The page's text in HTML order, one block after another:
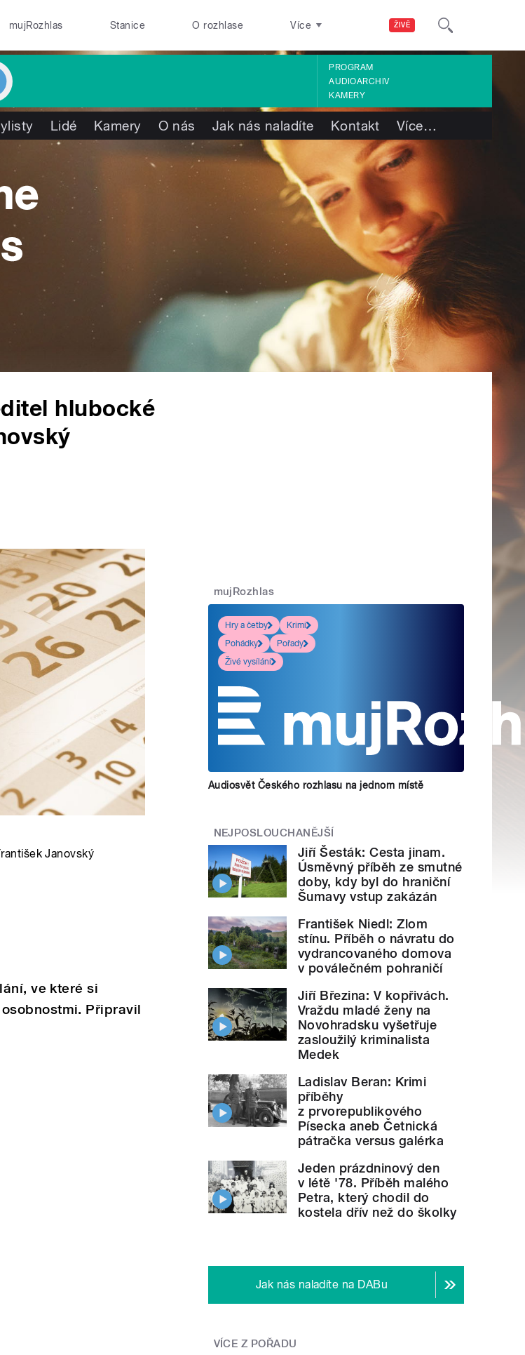
ŽIVĚ
mujRozhlas Stanice O rozhlase Více
PROGRAM
AUDIOARCHIV
KAMERY
Lidé Kamery O nás Jak nás naladíte Kontakt Více…
hlubocké
Janovský
ve které si
Připravil
mujRozhlas
Hry a četby
Krimi
Pohádky
Pořady
Živé vysílání
Audiosvět Českého rozhlasu na jednom místě
NEJPOSLOUCHANĚJŠÍ
Jiří Šesták: Cesta jinam.
Úsměvný příběh ze smutné
doby, kdy byl do hraniční
Šumavy vstup zakázán
František Niedl: Zlom
stínu. Příběh o návratu do
vydrancovaného domova
v poválečném pohraničí
Jiří Březina: V kopřivách.
Vraždu mladé ženy na
Novohradsku vyšetřuje
zasloužilý kriminalista
Medek
Ladislav Beran: Krimi
příběhy
z prvorepublikového
Písecka aneb Četnická
pátračka versus galérka
Jeden prázdninový den
v létě '78. Příběh malého
Petra, který chodil do
kostela dřív než do školky
Jak nás naladíte na DABu
VÍCE Z POŘADU